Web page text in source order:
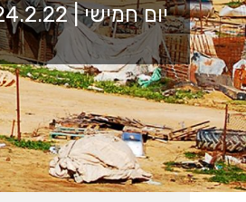
יום חמישי | 24.2.22 | 8:00 - 17:00